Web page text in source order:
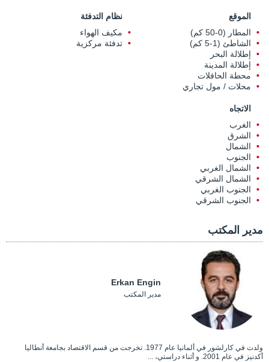
الموقع
المطار (0-50 كم)
الشاطئ (1-5 كم)
إطلالة البحر
إطلالة المدينة
محطة الحافلات
محلات / مول تجاري
نظام التدفئة
مكيف الهواء
تدفئة مركزية
الاتجاه
الغرب
الشرق
الشمال
الجنوب
الشمال الغربي
الشمال الشرقي
الجنوب الغربي
الجنوب الشرقي
مدير المكتب
Erkan Engin
مدير المكتب
ولدت في كارلشور في ألمانيا عام 1977. تخرجت من قسم الاقتصاد بجامعة أنطاليا
أكدنيز في عام 2001. و أثناء دراستي، ...